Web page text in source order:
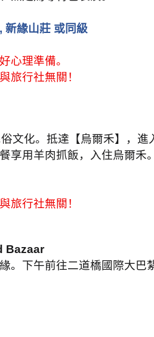
, 新緣山莊 或同級
心理準備。
旅行社無關！
文化。抵達【烏爾禾】，
享用羊肉抓飯，入住烏爾禾。
旅行社無關！
Bazaar
。下午前往二道橋國際大巴